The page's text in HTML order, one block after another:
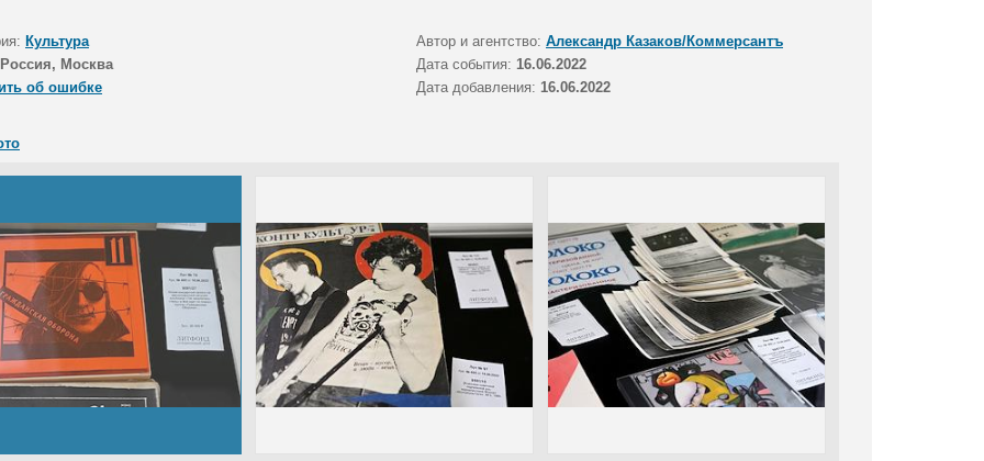
Культура Автор и агентство: Александр Казаков/Коммерсантъ
Россия, Москва Дата события: 16.06.2022
об ошибке
Дата добавления: 16.06.2022